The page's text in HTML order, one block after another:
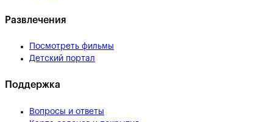
Развлечения
Посмотреть фильмы
Детский портал
Поддержка
Вопросы и ответы